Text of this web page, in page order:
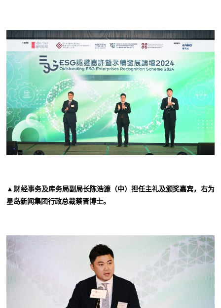
▲财经事务及库务局副局长陈浩濂（中）担任主礼及颁奖嘉宾，右为
星岛新闻集团行政总裁蔡晋博士。